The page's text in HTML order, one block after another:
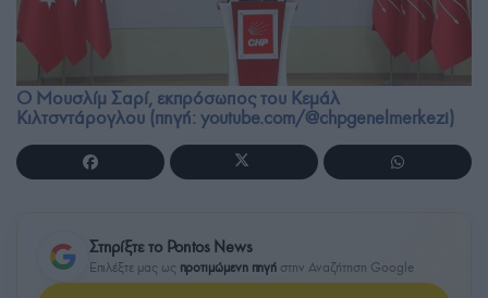
Ο Μουσλίμ Σαρί, εκπρόσωπος του Κεμάλ
Κιλτσντάρογλου (πηγή: youtube.com/@chpgenelmerkezi)
Στηρίξτε το Pontos News
Επιλέξτε μας ως προτιμώμενη πηγή στην Αναζήτηση Google